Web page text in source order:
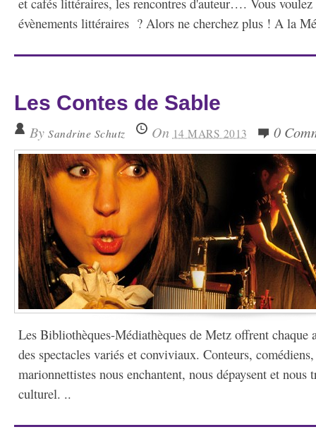
évènements littéraires ? Alors ne cherchez plus ! A la
Les Contes de Sable
By Sandrine Schutz On 14 MARS 2013 0
Les Bibliothèques-Médiathèques de Metz offrent chaque
des spectacles variés et conviviaux. Conteurs,
marionnettistes nous enchantent, nous dépaysent et nous
culturel. ..